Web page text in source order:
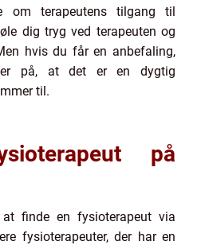
om terapeutens tilgang til
dig tryg ved terapeuten og
hvis du får en anbefaling,
på, at det er en dygtig
til.
på
finde en fysioterapeut via
fysioterapeuter, der har en